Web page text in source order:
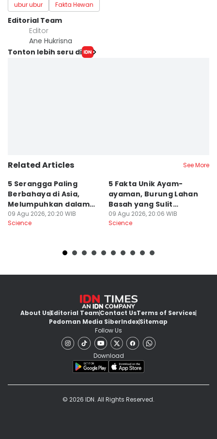
ubur ubur
Fakta Hewan
Editorial Team
Editor
Ane Hukrisna
Tonton lebih seru di
Related Articles See More
5 Serangga Paling
Berbahaya di Asia,
Melumpuhkan dalam
Sekejap
09 Agu 2026, 20:20 WIB
Science
5 Fakta Unik Ayam-
ayaman, Burung Lahan
Basah yang Sulit
Terlihat
09 Agu 2026, 20:06 WIB
Science
About UsEditorial TeamContact UsTerms of Services
Pedoman Media SiberIndexSitemap
Follow Us
Download
© 2026 IDN. All Rights Reserved.